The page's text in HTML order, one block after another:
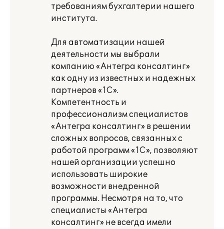
требованиям бухгалтерии нашего
института.
Для автоматизации нашей
деятельности мы выбрали
компанию «Антегра консалтинг»
как одну из известных и надежных
партнеров «1С».
Компетентность и
профессионализм специалистов
«Антегра консалтинг» в решении
сложных вопросов, связанных с
работой программ «1С», позволяют
нашей организации успешно
использовать широкие
возможности внедренной
программы. Несмотря на то, что
специалисты «Антегра
консалтинг» не всегда имели